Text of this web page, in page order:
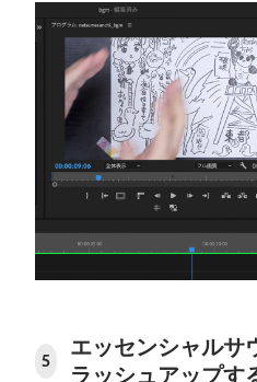
5
エッセンシャルサ
ラッシュアップす